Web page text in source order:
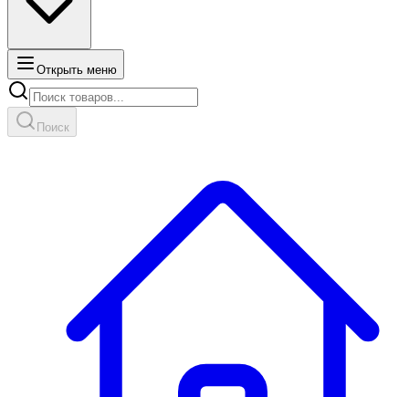
Открыть меню
Поиск